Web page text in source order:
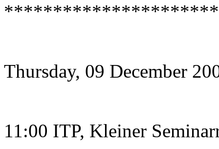
Thursday, 09 December
11:00 ITP, Kleiner